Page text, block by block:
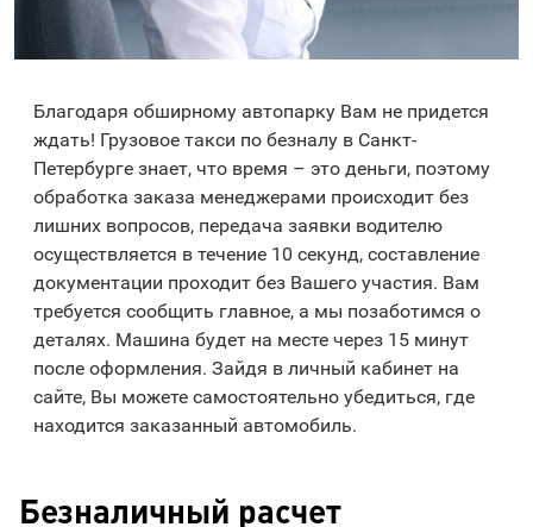
Благодаря обширному автопарку Вам не придется
ждать! Грузовое такси по безналу в Санкт-
Петербурге знает, что время – это деньги, поэтому
обработка заказа менеджерами происходит без
лишних вопросов, передача заявки водителю
осуществляется в течение 10 секунд, составление
документации проходит без Вашего участия. Вам
требуется сообщить главное, а мы позаботимся о
деталях. Машина будет на месте через 15 минут
после оформления. Зайдя в личный кабинет на
сайте, Вы можете самостоятельно убедиться, где
находится заказанный автомобиль.
Безналичный расчет